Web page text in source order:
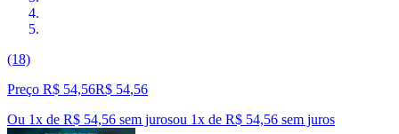
(18)
Preço R$ 54,56R$ 54,56
Ou 1x de R$ 54,56 sem jurosou 1x de R$ 54,56 sem juros